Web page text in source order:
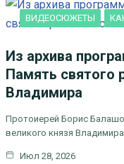
ВИДЕОСЮЖЕТЫ
Из архива
Память святого
Владимира
Протоиерей Борис
великого князя
Июл 28, 2026